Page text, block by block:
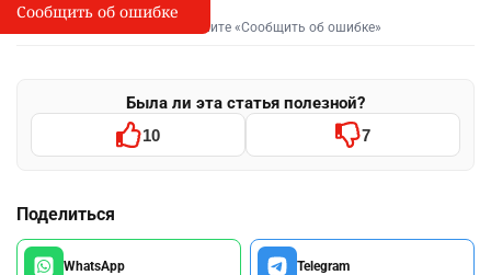
I
Сообщить об опечатке
Выделите фрагмент и нажмите «Сообщить об ошибке»
Была ли эта статья полезной?
10 7
Поделиться
WhatsApp Telegram
Сообщить об ошибке